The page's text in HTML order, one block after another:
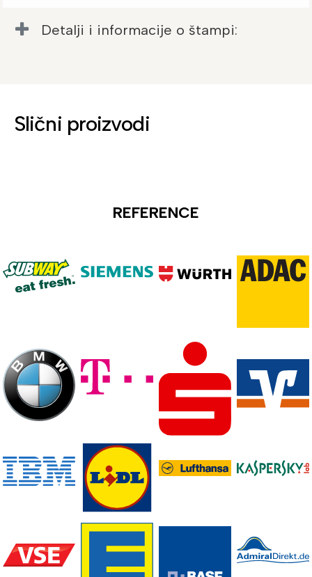
Detalji i informacije o štampi:
Slični proizvodi
REFERENCE